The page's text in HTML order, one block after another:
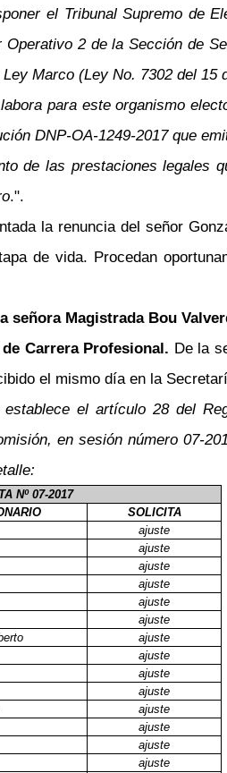
el Tribunal Supremo de
2 de la Sección de
Marco (Ley No. 7302 del 15
para este organismo
DNP-OA-1249-2017 que
de las prestaciones legales
.".
la renuncia del señor
de vida. Procedan
señora Magistrada Bou
Carrera Profesional. De la
el mismo día en la
el artículo 28 del
en sesión número 07-
Nº 07-2017
SOLICITA
ajuste
ajuste
ajuste
ajuste
ajuste
ajuste
ajuste
ajuste
ajuste
ajuste
ajuste
ajuste
ajuste
ajuste